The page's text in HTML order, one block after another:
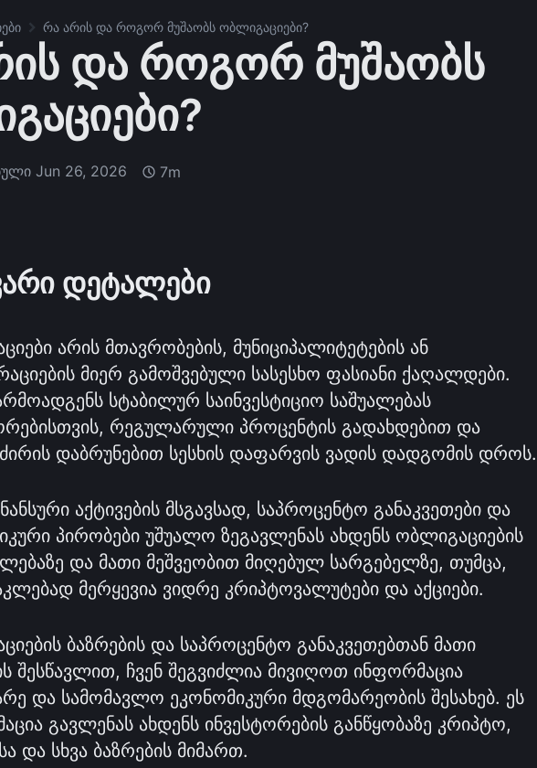
რა არის და როგორ მუშაობს ობლიგაციები?
და როგორ მუშაობს
Jun 26, 2026 7m
დეტალები
არის მთავრობების, მუნიციპალიტეტების ან
მიერ გამოშვებული სასესხო ფასიანი ქაღალდები.
სტაბილურ საინვესტიციო საშუალებას
რეგულარული პროცენტის გადახდებით და
დაბრუნებით სესხის დაფარვის ვადის დადგომის დროს.
აქტივების მსგავსად, საპროცენტო განაკვეთები და
პირობები უშუალო ზეგავლენას ახდენს ობლიგაციების
და მათი მეშვეობით მიღებულ სარგებელზე, თუმცა,
მერყევია ვიდრე კრიპტოვალუტები და აქციები.
ბაზრების და საპროცენტო განაკვეთებთან მათი
შესწავლით, ჩვენ შეგვიძლია მივიღოთ ინფორმაცია
და სამომავლო ეკონომიკური მდგომარეობის შესახებ. ეს
გავლენას ახდენს ინვესტორების განწყობაზე კრიპტო,
და სხვა ბაზრების მიმართ.